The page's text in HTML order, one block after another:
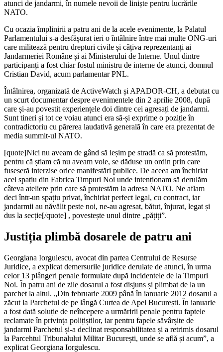
atunci de jandarmi, în numele nevoii de liniște pentru lucrările
NATO.
Cu ocazia împlinirii a patru ani de la acele evenimente, la Palatul
Parlamentului s-a desfășurat ieri o întâlnire între mai multe ONG-uri
care militează pentru drepturi civile și câțiva reprezentanți ai
Jandarmeriei Române și ai Ministerului de Interne. Unul dintre
participanți a fost chiar fostul ministru de interne de atunci, domnul
Cristian David, acum parlamentar PNL.
Întâlnirea, organizată de ActiveWatch și APADOR-CH, a debutat cu
un scurt documentar despre evenimentele din 2 aprilie 2008, după
care și-au povestit experiențele doi dintre cei agresați de jandarmi.
Sunt tineri și tot ce voiau atunci era să-și exprime o poziție în
contradictoriu cu părerea laudativă generală în care era prezentat de
media summit-ul NATO.
[quote]Nici nu aveam de gând să ieșim pe stradă ca să protestăm,
pentru că știam că nu aveam voie, se dăduse un ordin prin care
fuseseră interzise orice manifestări publice. De aceea am închiriat
acel spațiu din Fabrica Timpuri Noi unde intenționam să derulăm
câteva ateliere prin care să protestăm la adresa NATO. Ne aflam
deci într-un spațiu privat, închiriat perfect legal, cu contract, iar
jandarmii au năvălit peste noi, ne-au agresat, bătut, înjurat, legat și
dus la secție[/quote] , povestește unul dintre „pățiți”.
Justiția plimbă dosarele de patru ani
Georgiana Iorgulescu, avocat din partea Centrului de Resurse
Juridice, a explicat demersurile juridice derulate de atunci, în urma
celor 13 plângeri penale formulate după incidentele de la Timpuri
Noi. În patru ani de zile dosarul a fost disjuns și plimbat de la un
parchet la altul. „Din februarie 2009 până în ianuarie 2012 dosarul a
zăcut la Parchetul de pe lângă Curtea de Apel București. În ianuarie
a fost dată soluție de neîncepere a urmăririi penale pentru faptele
reclamate în privința polițiștilor, iar pentru fapele săvârșite de
jandarmi Parchetul și-a declinat responsabilitatea și a retrimis dosarul
la Parcehtul Tribunalului Militar București, unde se află și acum”, a
explicat Georgiana Iorgulescu.